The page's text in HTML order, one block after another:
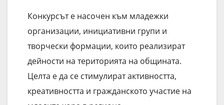
Конкурсът е насочен към младежки
организации, инициативни групи и
творчески формации, които реализират
дейности на територията на общината.
Целта е да се стимулират активността,
креативността и гражданското участие на